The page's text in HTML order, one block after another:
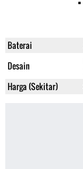
Baterai
Desain
Harga (Sekitar)